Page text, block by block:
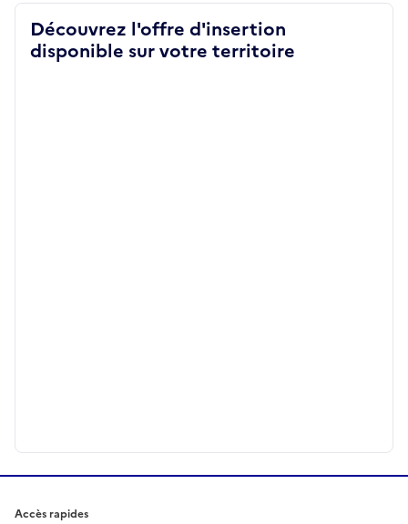
Découvrez l'offre d'insertion
disponible sur votre territoire
Accès rapides